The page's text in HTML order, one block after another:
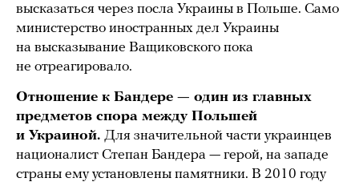
высказаться через посла Украины в Польше. Само
министерство иностранных дел Украины
на высказывание Ващиковского пока
не отреагировало.
Отношение к Бандере — один из главных
предметов спора между Польшей
и Украиной. Для значительной части украинцев
националист Степан Бандера — герой, на западе
страны ему установлены памятники. В 2010 году